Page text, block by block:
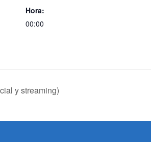
Hora:
00:00
y streaming)